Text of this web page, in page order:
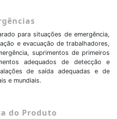
para situações de emergência,
e evacuação de trabalhadores,
suprimentos de primeiros
adequados de detecção e
de saída adequadas e de
e mundiais.
do Produto